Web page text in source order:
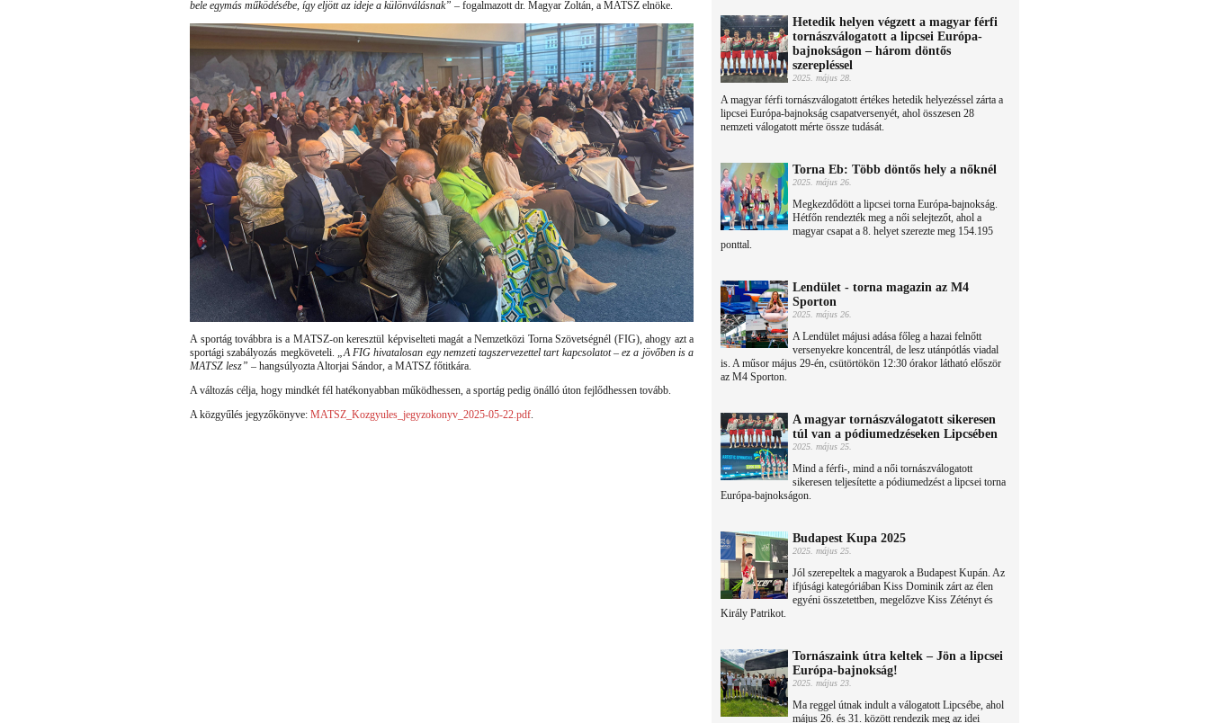
bele egymás működésébe, így eljött az ideje a különválásnak” – fogalmazott dr. Magyar Zoltán, a MATSZ elnöke.
A sportág továbbra is a MATSZ-on keresztül képviselteti magát a Nemzetközi Torna Szövetségnél (FIG), ahogy azt a
sportági szabályozás megköveteli. „A FIG hivatalosan egy nemzeti tagszervezettel tart kapcsolatot – ez a jövőben is a
MATSZ lesz” – hangsúlyozta Altorjai Sándor, a MATSZ főtitkára.
A változás célja, hogy mindkét fél hatékonyabban működhessen, a sportág pedig önálló úton fejlődhessen tovább.
A közgyűlés jegyzőkönyve: MATSZ_Kozgyules_jegyzokonyv_2025-05-22.pdf.
Hetedik helyen végzett a magyar férfi
tornászválogatott a lipcsei Európa-
bajnokságon – három döntős
szerepléssel
2025. május 28.
A magyar férfi tornászválogatott értékes hetedik helyezéssel zárta a
lipcsei Európa-bajnokság csapatversenyét, ahol összesen 28
nemzeti válogatott mérte össze tudását.
Torna Eb: Több döntős hely a nőknél
2025. május 26.
Megkezdődött a lipcsei torna Európa-bajnokság.
Hétfőn rendezték meg a női selejtezőt, ahol a
magyar csapat a 8. helyet szerezte meg 154.195
ponttal.
Lendület - torna magazin az M4
Sporton
2025. május 26.
A Lendület májusi adása főleg a hazai felnőtt
versenyekre koncentrál, de lesz utánpótlás viadal
is. A műsor május 29-én, csütörtökön 12:30 órakor látható először
az M4 Sporton.
A magyar tornászválogatott sikeresen
túl van a pódiumedzéseken Lipcsében
2025. május 25.
Mind a férfi-, mind a női tornászválogatott
sikeresen teljesítette a pódiumedzést a lipcsei torna
Európa-bajnokságon.
Budapest Kupa 2025
2025. május 25.
Jól szerepeltek a magyarok a Budapest Kupán. Az
ifjúsági kategóriában Kiss Dominik zárt az élen
egyéni összetettben, megelőzve Kiss Zétényt és
Király Patrikot.
Tornászaink útra keltek – Jön a lipcsei
Európa-bajnokság!
2025. május 23.
Ma reggel útnak indult a válogatott Lipcsébe, ahol
május 26. és 31. között rendezik meg az idei